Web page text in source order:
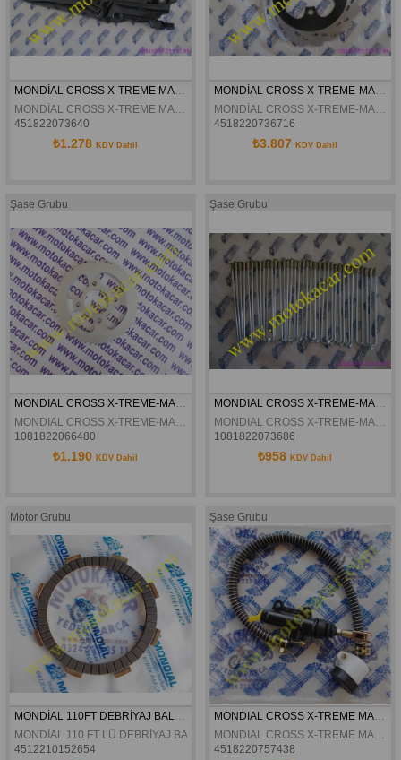
MONDİAL CROSS X-TREME MAX ARKA ÜST BİRLEŞTİRİCİ ORJİNAL
MONDİAL CROSS X-TREME MAX ARKA ÜST BİRLEŞTİRİCİ ORJİNAL
451822073640
₺1.278 KDV Dahil
4518220736716
₺3.807 KDV Dahil
Şase Grubu
MONDIAL CROSS X-TREME-MAX 150 ARKA DISLI ORJINAL
MONDIAL CROSS X-TREME-MAX 150 ARKA DISLI ORJINAL
1081822066480
₺1.190 KDV Dahil
Şase Grubu
1081822073686
₺958 KDV Dahil
Motor Grubu
MONDİAL 110 FT LÜ DEBRİYAJ BALATASI ORJİNAL
4512210152654
Şase Grubu
4518220757438